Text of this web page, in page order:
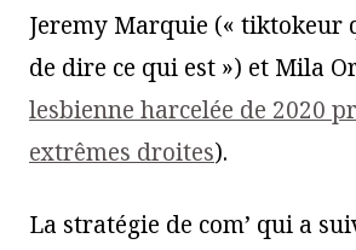
Jeremy Marquie (« tiktokeur
de dire ce qui est ») et Mila
lesbienne harcelée de 2020
extrêmes droites).
La stratégie de com’ qui a